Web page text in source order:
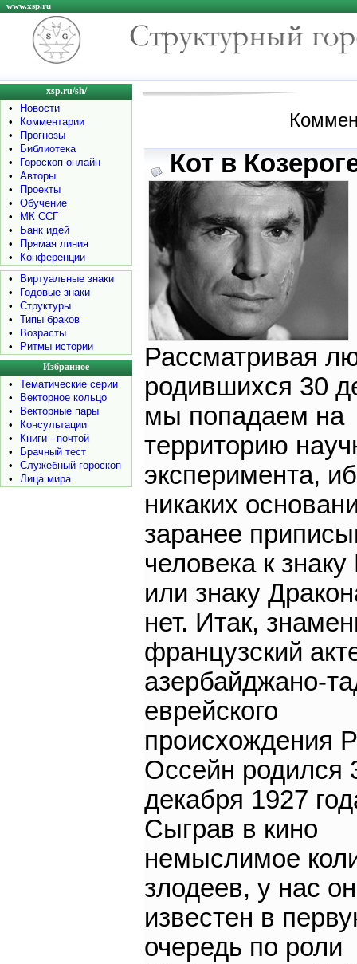
www.xsp.ru
xsp.ru/sh/
•
Новости
•
Комментарии
•
Прогнозы
•
Библиотека
•
Гороскоп онлайн
•
Авторы
•
Проекты
•
Обучение
•
МК ССГ
•
Банк идей
•
Прямая линия
•
Конференции
•
Виртуальные знаки
•
Годовые знаки
•
Структуры
•
Типы браков
•
Возрасты
•
Ритмы истории
Избранное
•
Тематические серии
•
Векторное кольцо
•
Векторные пары
•
Консультации
•
Книги - почтой
•
Брачный тест
•
Служебный гороскоп
•
Лица мира
Кот в
Рассматривая
родившихся 30
мы попадаем на
территорию
эксперимента,
никаких
заранее
человека к знаку
или знаку
нет. Итак,
французский
азербайджано-
еврейского
происхождения
Оссейн родился
декабря 1927
Сыграв в кино
немыслимое
злодеев, у нас он
известен в
очередь по роли